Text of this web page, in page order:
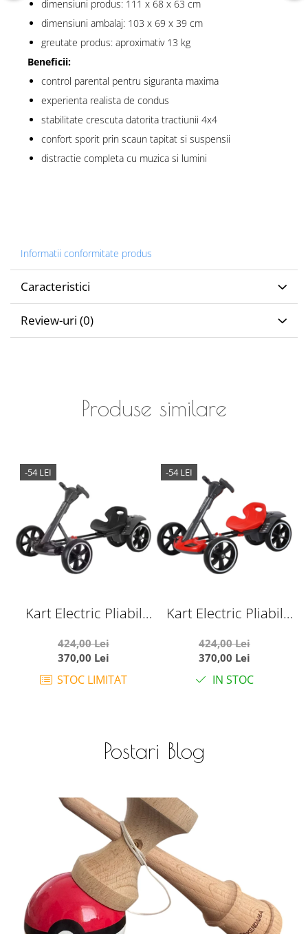
dimensiuni produs: 111 x 68 x 63 cm
dimensiuni ambalaj: 103 x 69 x 39 cm
greutate produs: aproximativ 13 kg
Beneficii:
control parental pentru siguranta maxima
experienta realista de condus
stabilitate crescuta datorita tractiunii 4x4
confort sporit prin scaun tapitat si suspensii
distractie completa cu muzica si lumini
Informatii conformitate produs
Caracteristici
Review-uri (0)
Produse similare
-54 LEI
Kart Electric Pliabil
Ani, Negru
424,00 Lei
370,00 Lei
STOC LIMITAT
-54 LEI
Kart Electric Pliabil
Ani, Rosu
424,00 Lei
370,00 Lei
IN STOC
Postari Blog